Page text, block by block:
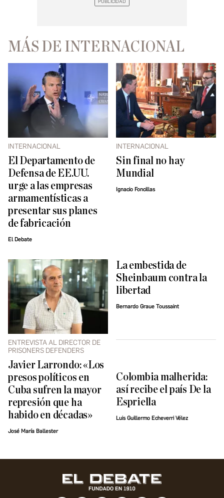
MÁS DE INTERNACIONAL
INTERNACIONAL
El Departamento de
Defensa de EE.UU.
urge a las empresas
armamentísticas a
presentar sus planes
de fabricación
El Debate
INTERNACIONAL
Sin final no hay
Mundial
Ignacio Foncillas
ENTREVISTA AL DIRECTOR DE
PRISONERS DEFENDERS
Javier Larrondo: «Los
presos políticos en
Cuba sufren la mayor
represión que ha
habido en décadas»
José María Ballester
La embestida de
Sheinbaum contra la
libertad
Bernardo Graue Toussaint
Colombia malherida:
así recibe el país De la
Espriella
Luis Guillermo Echeverri Vélez